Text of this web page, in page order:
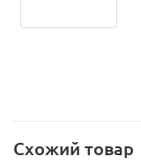
Схожий товар